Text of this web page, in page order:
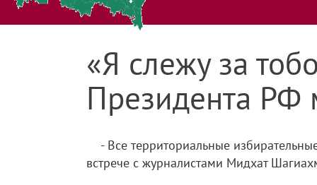
«Я слежу за
Президента РФ
- Все территориальные
встрече с журналистами Мидхат